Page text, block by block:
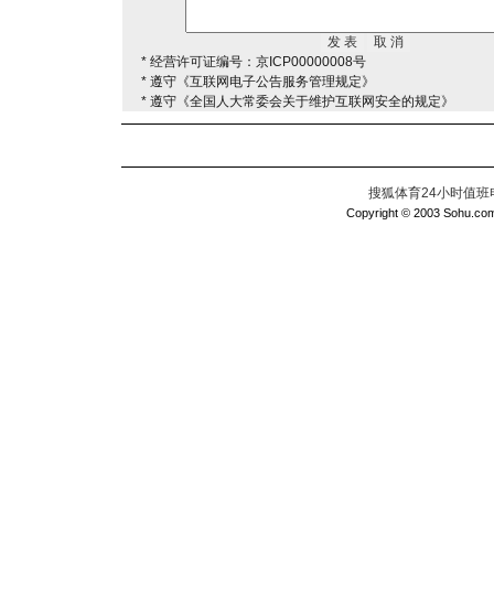
* 经营许可证编号：京ICP00000008号
* 遵守《互联网电子公告服务管理规定》
* 遵守《全国人大常委会关于维护互联网安全的规定》
搜狐体育24小时值
Copyright © 2003